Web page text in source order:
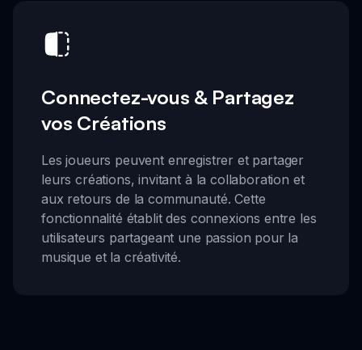
Connectez-vous & Partagez
vos Créations
Les joueurs peuvent enregistrer et partager
leurs créations, invitant à la collaboration et
aux retours de la communauté. Cette
fonctionnalité établit des connexions entre les
utilisateurs partageant une passion pour la
musique et la créativité.